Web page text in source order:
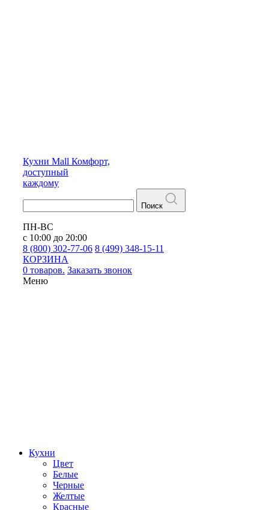
Кухни Mall Комфорт,
доступный
каждому
Поиск
ПН-ВС
с 10:00 до 20:00
8 (800) 302-77-06 8 (499) 348-15-11
КОРЗИНА
0 товаров. Заказать звонок
Меню
Кухни
Цвет
Белые
Черные
Желтые
Красные